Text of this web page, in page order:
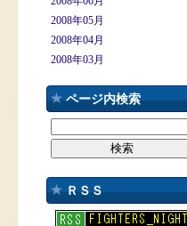
2008年05月
2008年04月
2008年03月
ページ内検索
ＲＳＳ